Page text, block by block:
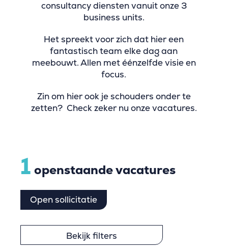
consultancy diensten vanuit onze 3
business units.
Het spreekt voor zich dat hier een
fantastisch team elke dag aan
meebouwt. Allen met éénzelfde visie en
focus.
Zin om hier ook je schouders onder te
zetten? Check zeker nu onze vacatures.
1 openstaande vacatures
Open sollicitatie
Bekijk filters